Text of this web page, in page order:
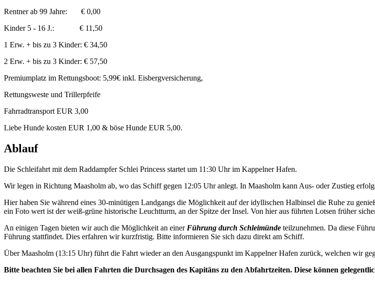
Rentner ab 99 Jahre: € 0,00
Kinder 5 - 16 J.: € 11,50
1 Erw. + bis zu 3 Kinder: € 34,50
2 Erw. + bis zu 3 Kinder: € 57,50
Premiumplatz im Rettungsboot: 5,99€ inkl. Eisbergversicherung,
Rettungsweste und Trillerpfeife
Fahrradtransport EUR 3,00
Liebe Hunde kosten EUR 1,00 & böse Hunde EUR 5,00.
Ablauf
Die Schleifahrt mit dem Raddampfer Schlei Princess startet um 11:30 Uhr im Kappelner Hafen.
Wir legen in Richtung Maasholm ab, wo das Schiff gegen 12:05 Uhr anlegt. In Maasholm kann Aus- oder Zustieg
Hier haben Sie während eines 30-minütigen Landgangs die Möglichkeit auf der idyllischen Halbinsel die Ruhe zu
ein Foto wert ist der weiß-grüne historische Leuchtturm, an der Spitze der Insel. Von hier aus führten Lotsen früher
An einigen Tagen bieten wir auch die Möglichkeit an einer Führung durch Schleimünde teilzunehmen. Da diese
Führung stattfindet. Dies erfahren wir kurzfristig. Bitte informieren Sie sich dazu direkt am Schiff.
Über Maasholm (13:15 Uhr) führt die Fahrt wieder an den Ausgangspunkt im Kappelner Hafen zurück, welchen wir
Bitte beachten Sie bei allen Fahrten die Durchsagen des Kapitäns zu den Abfahrtzeiten. Diese können